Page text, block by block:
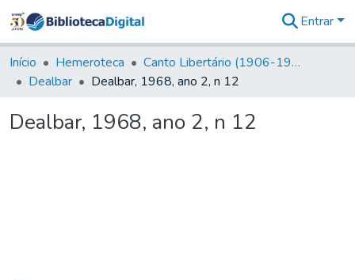
&
Coleções
Tudo na
Digital
Entrar
Início Hemeroteca
Canto Libertário (1906-1995)
Dealbar
Dealbar, 1968, ano 2, n 12
Dealbar, 1968, ano 2, n 12